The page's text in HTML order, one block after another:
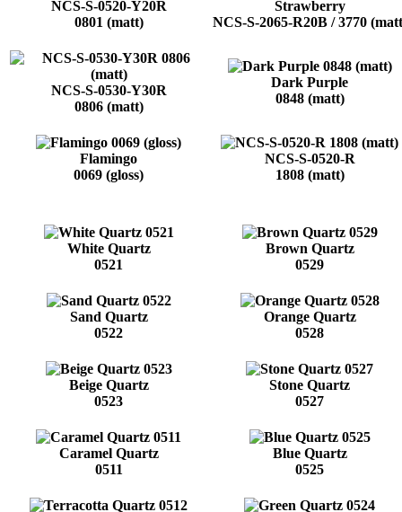
NCS-S-0520-Y20R
0801 (matt)
Strawberry
NCS-S-2065-R20B / 3770
NCS-S-0530-Y30R
0806 (matt)
Dark Purple
0848 (matt)
Flamingo
0069 (gloss)
NCS-S-0520-R
1808 (matt)
White Quartz
0521
Brown Quartz
0529
Sand Quartz
0522
Orange Quartz
0528
Beige Quartz
0523
Stone Quartz
0527
Caramel Quartz
0511
Blue Quartz
0525